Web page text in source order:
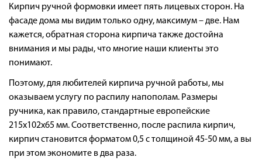
Сотрудничество
Галерея объектов
Кирпич ручной формовки имеет пять лицевых сторон. На
фасаде дома мы видим только одну, максимум – две. Нам
кажется, обратная сторона кирпича также достойна
внимания и мы рады, что многие наши клиенты это
понимают.
Поэтому, для любителей кирпича ручной работы, мы
оказываем услугу по распилу напополам. Размеры
ручника, как правило, стандартные европейские
215х102х65 мм. Соответственно, после распила кирпич,
кирпич становится форматом 0,5 с толщиной 45-50 мм, а вы
при этом экономите в два раза.